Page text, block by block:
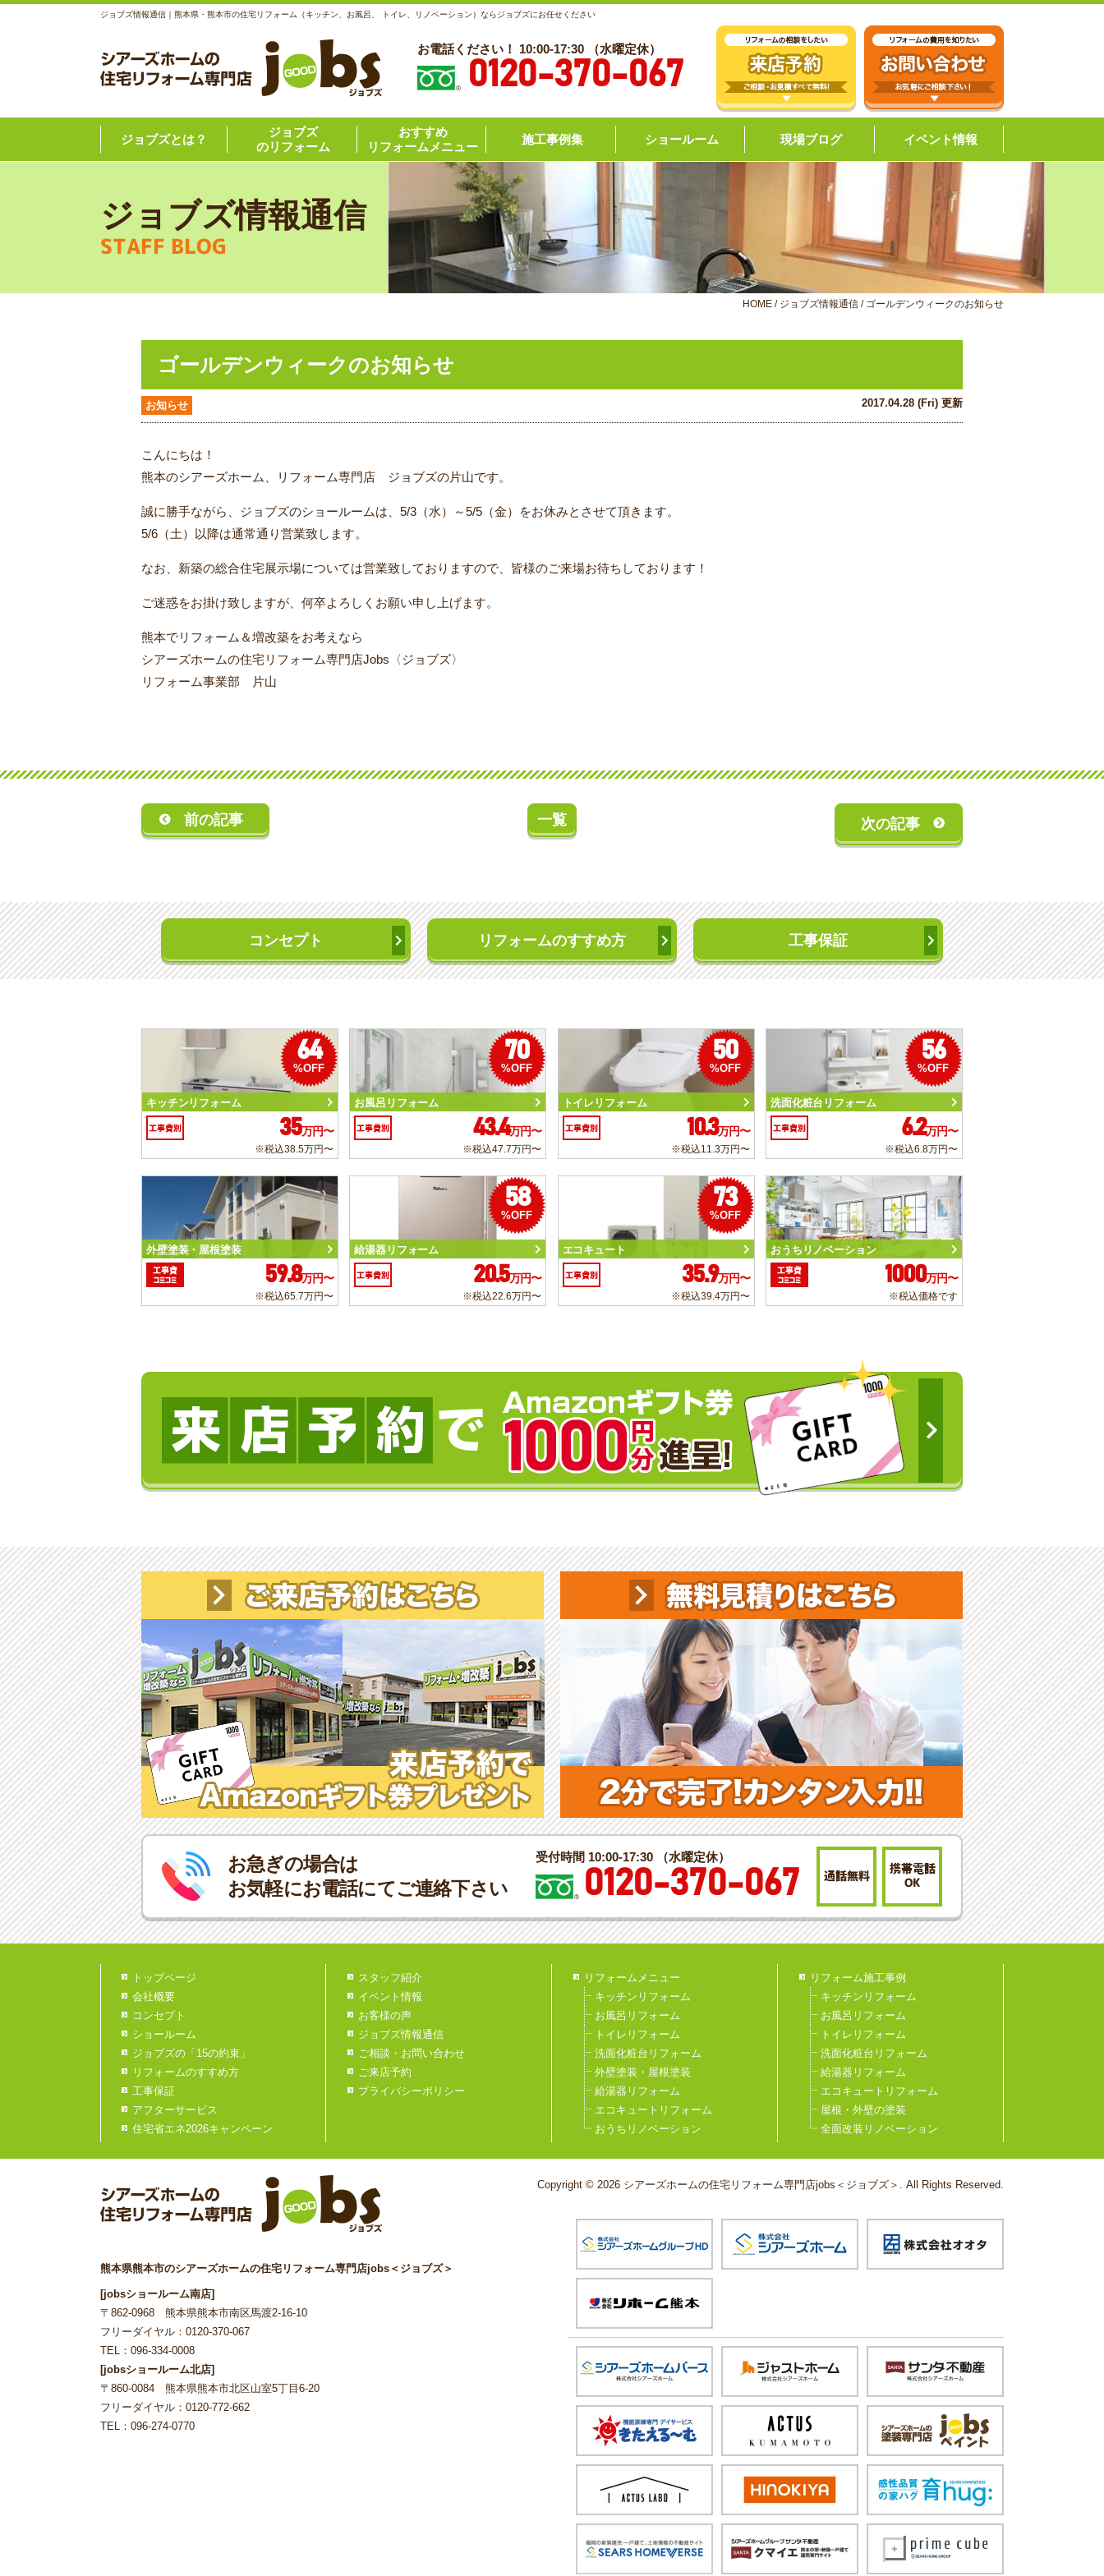
ジョブズ情報通信｜熊本県・熊本市の住宅リフォーム（キッチン、お風呂、 トイレ、リノベーション）ならジョブズにお任せください
お電話ください！ 10:00-17:30 （水曜定休）
0120-370-067
ジョブズとは？
ジョブズ
のリフォーム
おすすめ
リフォームメニュー
施工事例集 ショールーム 現場ブログ イベント情報
ジョブズ情報通信
STAFF BLOG
HOME / ジョブズ情報通信 / ゴールデンウィークのお知らせ
ゴールデンウィークのお知らせ
お知らせ 2017.04.28 (Fri) 更新
こんにちは！
熊本のシアーズホーム、リフォーム専門店 ジョブズの片山です。
誠に勝手ながら、ジョブズのショールームは、5/3（水）～5/5（金）をお休みとさせて頂きます。
5/6（土）以降は通常通り営業致します。
なお、新築の総合住宅展示場については営業致しておりますので、皆様のご来場お待ちしております！
ご迷惑をお掛け致しますが、何卒よろしくお願い申し上げます。
熊本でリフォーム＆増改築をお考えなら
シアーズホームの住宅リフォーム専門店Jobs〈ジョブズ〉
リフォーム事業部 片山
前の記事 一覧 次の記事
コンセプト リフォームのすすめ方 工事保証
64
%OFF
キッチンリフォーム
工事費別 35万円〜
※税込38.5万円〜
70
%OFF
お風呂リフォーム
工事費別 43.4万円〜
※税込47.7万円〜
50
%OFF
トイレリフォーム
工事費別 10.3万円〜
※税込11.3万円〜
56
%OFF
洗面化粧台リフォーム
工事費別 6.2万円〜
※税込6.8万円〜
外壁塗装・屋根塗装
工事費
コミコミ
59.8万円〜
※税込65.7万円〜
58
%OFF
給湯器リフォーム
工事費別 20.5万円〜
※税込22.6万円〜
73
%OFF
エコキュート
工事費別 35.9万円〜
※税込39.4万円〜
おうちリノベーション
工事費
コミコミ
1000万円〜
※税込価格です
お急ぎの場合は
お気軽にお電話にてご連絡下さい
受付時間 10:00-17:30 （水曜定休）
0120-370-067 通話無料
携帯電話
OK
トップページ
会社概要
コンセプト
ショールーム
ジョブズの「15の約束」
リフォームのすすめ方
工事保証
アフターサービス
住宅省エネ2026キャンペーン
スタッフ紹介
イベント情報
お客様の声
ジョブズ情報通信
ご相談・お問い合わせ
ご来店予約
プライバシーポリシー
リフォームメニュー
キッチンリフォーム
お風呂リフォーム
トイレリフォーム
洗面化粧台リフォーム
外壁塗装・屋根塗装
給湯器リフォーム
エコキュートリフォーム
おうちリノベーション
リフォーム施工事例
キッチンリフォーム
お風呂リフォーム
トイレリフォーム
洗面化粧台リフォーム
給湯器リフォーム
エコキュートリフォーム
屋根・外壁の塗装
全面改装リノベーション
熊本県熊本市のシアーズホームの住宅リフォーム専門店jobs＜ジョブズ＞
[jobsショールーム南店]
〒862-0968 熊本県熊本市南区馬渡2-16-10
フリーダイヤル：0120-370-067
TEL：096-334-0008
[jobsショールーム北店]
〒860-0084 熊本県熊本市北区山室5丁目6-20
フリーダイヤル：0120-772-662
TEL：096-274-0770
Copyright © 2026 シアーズホームの住宅リフォーム専門店jobs＜ジョブズ＞. All Rights Reserved.